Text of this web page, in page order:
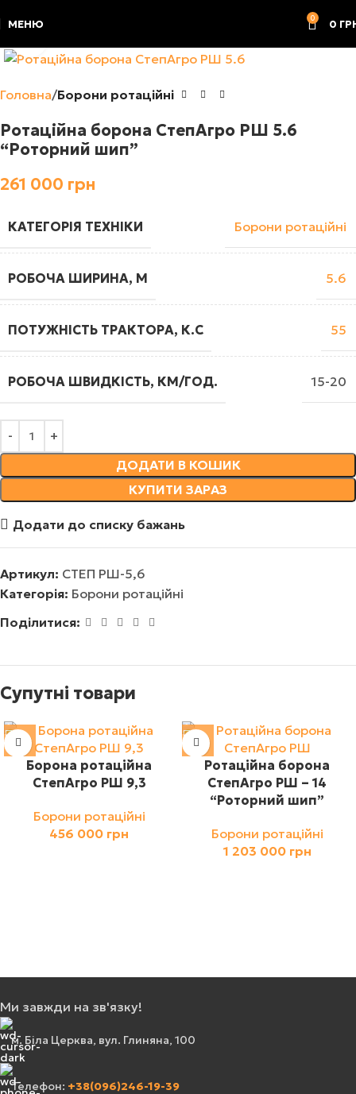
МЕНЮ 0 0
Головна Борони ротаційні
Ротаційна борона СтепАгро РШ 5.6
“Роторний шип”
261 000 грн
КАТЕГОРІЯ ТЕХНІКИ Борони ротаційні
РОБОЧА ШИРИНА, М 5.6
ПОТУЖНІСТЬ ТРАКТОРА, К.С 55
РОБОЧА ШВИДКІСТЬ, КМ/ГОД. 15-20
ДОДАТИ В КОШИК
КУПИТИ ЗАРАЗ
Додати до списку бажань
Артикул: СТЕП РШ-5,6
Категорія: Борони ротаційні
Поділитися:
Супутні товари
Борона ротаційна
СтепАгро РШ 9,3
Борони ротаційні
456 000 грн
Ротаційна борона
СтепАгро РШ – 14
“Роторний шип”
Борони ротаційні
1 203 000 грн
Ми завжди на зв'язку!
м. Біла Церква, вул. Глиняна, 100
Телефон: +38(096)246-19-39